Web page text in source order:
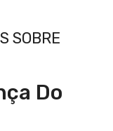
SOBRE
Do